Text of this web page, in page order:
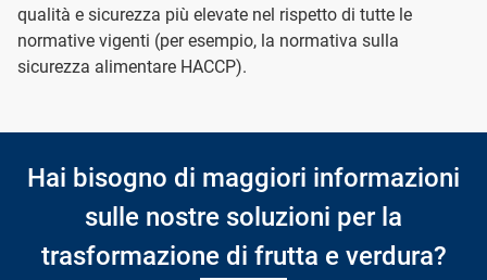
qualità e sicurezza più elevate nel rispetto di tutte le
normative vigenti (per esempio, la normativa sulla
sicurezza alimentare HACCP).
Hai bisogno di maggiori informazioni
sulle nostre soluzioni per la
trasformazione di frutta e verdura?